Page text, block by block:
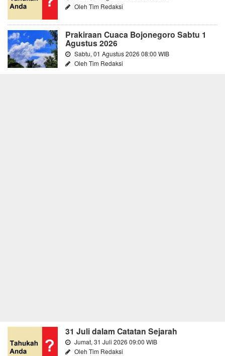
Oleh Tim Redaksi
Prakiraan Cuaca Bojonegoro Sabtu 1
Agustus 2026
Sabtu, 01 Agustus 2026 08:00 WIB
Oleh Tim Redaksi
31 Juli dalam Catatan Sejarah
Jumat, 31 Juli 2026 09:00 WIB
Oleh Tim Redaksi